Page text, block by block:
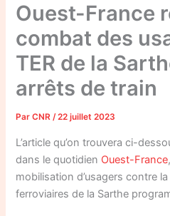
Ouest-France
combat des
TER de la
arrêts de train
ParCNR/22 juillet 2023
L’article qu’on trouvera ci-
dans le quotidien Ouest-France
mobilisation d’usagers contre
ferroviaires de la Sarthe